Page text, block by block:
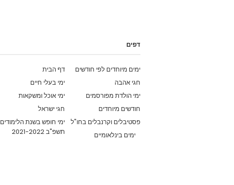
דפים
דף הבית
ימים מיוחדים לפי חודשים
ימי בעלי חיים
חגי אהבה
ימי אוכל ומשקאות
ימי הולדת מפורסמים
חגי ישראל
חודשים מיוחדים
ימי חופש בשנת הלימודים
תשפ"ב 2021-2022
פסטיבלים וקרנבלים בחו"ל
ימים בינלאומיים